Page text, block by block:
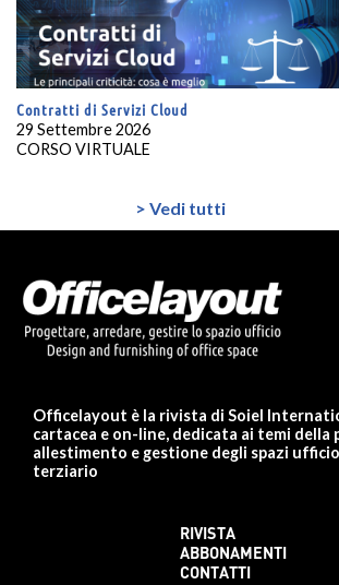
Contratti di Servizi Cloud
29 Settembre 2026
CORSO VIRTUALE
> Vedi tutti
Officelayout è la rivista di Soiel
cartacea e on-line, dedicata ai temi
allestimento e gestione degli spazi
terziario
RIVISTA
ABBONAMENTI
CONTATTI